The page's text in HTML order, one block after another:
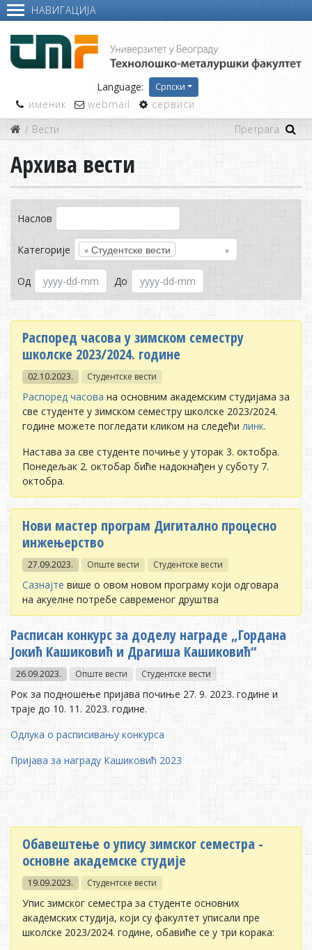
НАВИГАЦИЈА
Language: Српски
именик webmail
сервиси
Вести
Архива вести
Наслов
Категорије ×
× Студентске вести
Од До
Распоред часова у зимском семестру
школске 2023/2024. године
02.10.2023. Студентске вести
Распоред часова на основним академским студијама за
све студенте у зимском семестру школске 2023/2024.
године можете погледати кликом на следећи линк.
Настава за све студенте почиње у уторак 3. октобра.
Понедељак 2. октобар биће надокнађен у суботу 7.
октобра.
Нови мастер програм Дигитално процесно
инжењерство
27.09.2023. Опште вести Студентске вести
Сазнајте више о овом новом програму који одговара
на акуелне потребе савременог друштва
Расписан конкурс за доделу награде „Гордана
Јокић Кашиковић и Драгиша Кашиковић“
26.09.2023. Опште вести Студентске вести
Рок за подношење пријава почиње 27. 9. 2023. године и
траје до 10. 11. 2023. године.
Одлука о расписивању конкурса
Пријава за награду Кашиковић 2023
Обавештење о упису зимског семестра -
основне академске студије
19.09.2023. Студентске вести
Упис зимског семестра за студенте основних
академских студија, који су факултет уписали пре
школске 2023/2024. године, обавиће се у три корака: